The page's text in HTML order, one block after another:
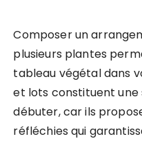
Composer un
plusieurs plantes
tableau végétal dans
et lots constituent
débuter, car ils
réfléchies qui